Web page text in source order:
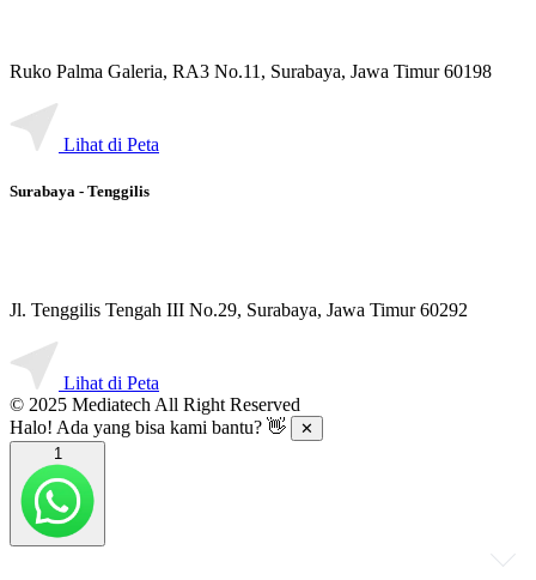
Ruko Palma Galeria, RA3 No.11, Surabaya, Jawa Timur 60198
Lihat di Peta
Surabaya - Tenggilis
Jl. Tenggilis Tengah III No.29, Surabaya, Jawa Timur 60292
Lihat di Peta
© 2025 Mediatech All Right Reserved
Halo! Ada yang bisa kami bantu? 👋
✕
1